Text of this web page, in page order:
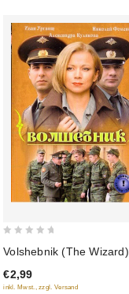
of
5
Volshebnik (The Wizard)
€2,99
inkl. Mwst., zzgl. Versand